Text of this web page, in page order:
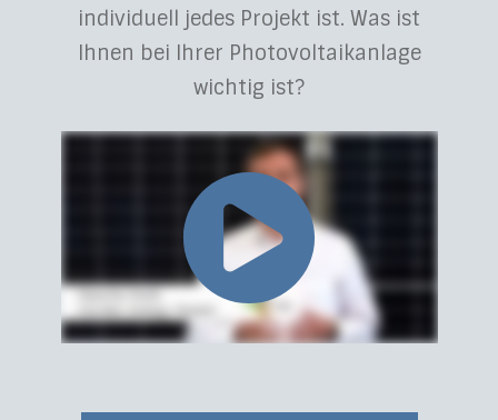
individuell jedes Projekt ist. Was ist
Ihnen bei Ihrer Photovoltaikanlage
wichtig ist?